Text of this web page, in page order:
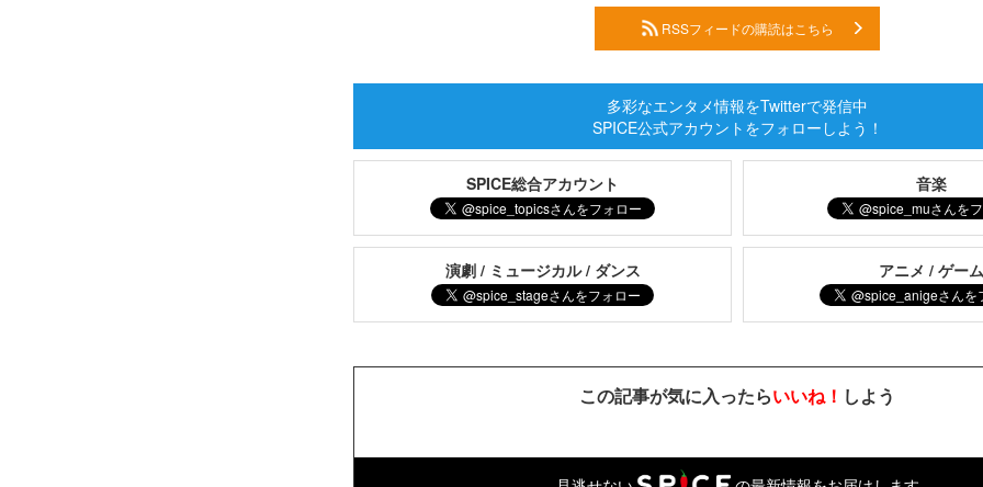
RSSフィードの購読はこちら
多彩なエンタメ情報をTwitterで発信中
SPICE公式アカウントをフォローしよう！
SPICE総合アカウント 音楽
演劇 / ミュージカル / ダンス アニメ / ゲー
この記事が気に入ったらいいね！ しよう